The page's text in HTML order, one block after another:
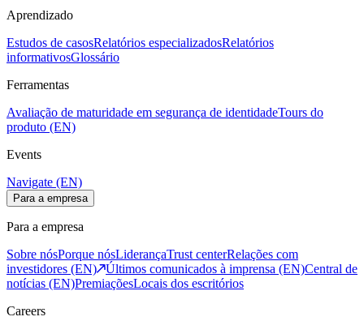
Aprendizado
Estudos de casosRelatórios especializadosRelatórios
informativosGlossário
Ferramentas
Avaliação de maturidade em segurança de identidadeTours do
produto (EN)
Events
Navigate (EN)
Para a empresa
Para a empresa
Sobre nósPorque nósLiderançaTrust centerRelações com
investidores (EN)
Últimos comunicados à imprensa (EN)Central de
notícias (EN)PremiaçõesLocais dos escritórios
Careers